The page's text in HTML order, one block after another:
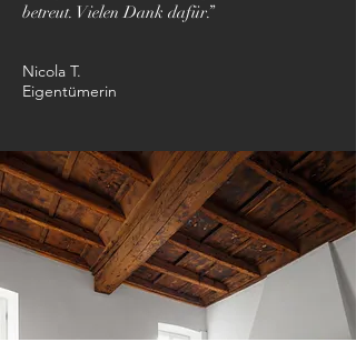
betreut. Vielen Dank dafür.”
Nicola T.
Eigentümerin